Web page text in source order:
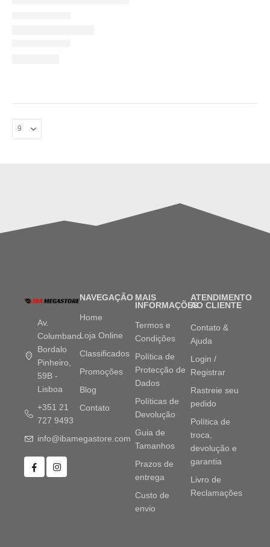
Av.
Columbano
Bordalo
Pinheiro,
59B -
Lisboa
+351 21
727 9493
info@ibamegastore.com
NAVEGAÇÃO
Home
Loja Online
Classificados
Promoções
Blog
Contato
MAIS
INFORMAÇÕES
Termos e
Condições
Política de
Protecção de
Dados
Políticas de
Devolução
Guia de
Tamanhos
Prazos de
entrega
Custo de
envio
ATENDIMENTO
AO CLIENTE
Contato &
Ajuda
Login /
Registrar
Rastreie seu
pedido
Política de
troca,
devolução e
garantia
Livro de
Reclamações